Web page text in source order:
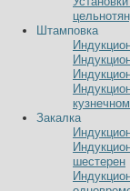
Штамповка
Закалка
шестерен